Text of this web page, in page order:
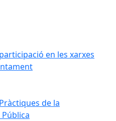
en les xarxes
de la